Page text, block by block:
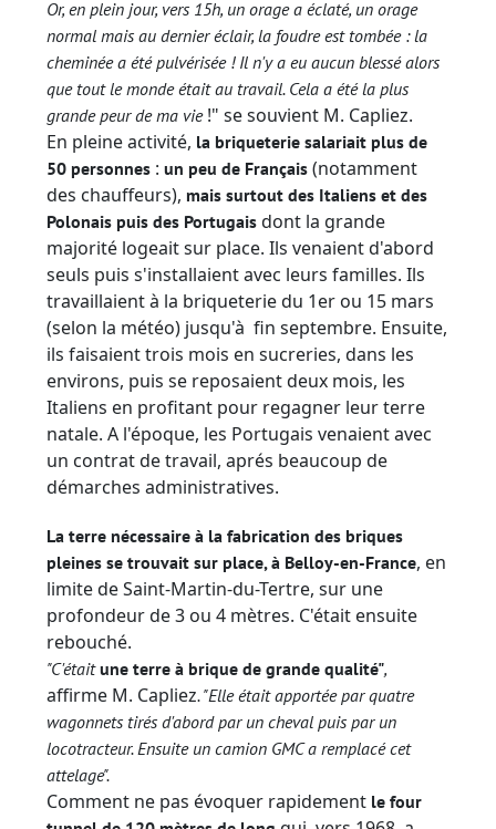
Or, en plein jour, vers 15h, un orage a éclaté, un orage
normal mais au dernier éclair, la foudre est tombée : la
cheminée a été pulvérisée ! Il n'y a eu aucun blessé alors
que tout le monde était au travail. Cela a été la plus
grande peur de ma vie !" se souvient M. Capliez.
En pleine activité, la briqueterie salariait plus de
50 personnes :un peu de Français (notamment
des chauffeurs), mais surtout des Italiens et des
Polonais puis des Portugais dont la grande
majorité logeait sur place. Ils venaient d'abord
seuls puis s'installaient avec leurs familles. Ils
travaillaient à la briqueterie du 1er ou 15 mars
(selon la météo) jusqu'à fin septembre. Ensuite,
ils faisaient trois mois en sucreries, dans les
environs, puis se reposaient deux mois, les
Italiens en profitant pour regagner leur terre
natale. A l'époque, les Portugais venaient avec
un contrat de travail, aprés beaucoup de
démarches administratives.
La terre nécessaire à la fabrication des briques
pleines se trouvait sur place, à Belloy-en-France, en
limite de Saint-Martin-du-Tertre, sur une
profondeur de 3 ou 4 mètres. C'était ensuite
rebouché.
"C'étaitune terre à brique de grande qualité",
affirme M. Capliez. "Elle était apportée par quatre
wagonnets tirés d'abord par un cheval puis par un
locotracteur. Ensuite un camion GMC a remplacé cet
attelage".
Comment ne pas évoquer rapidement le four